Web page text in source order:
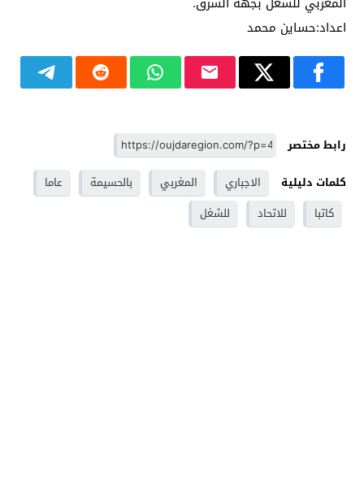
اعداد:حساين محمد
رابط مختصر
كلمات دليلية
الاجباري المغربي بالحسيمة
عاما
كاتبا
للاتحاد للشغل